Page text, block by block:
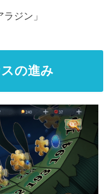
ジン」
の進み